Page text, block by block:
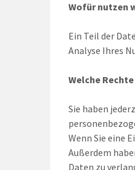
Wofür nutzen
Ein Teil der
Analyse Ihres
Welche
Sie haben
Wenn Sie eine
Außerdem
Daten zu